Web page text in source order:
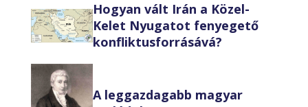
Hogyan vált Irán a Közel-
Kelet Nyugatot fenyegető
konfliktusforrásává?
A leggazdagabb magyar